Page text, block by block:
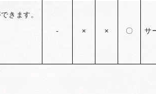
きます。
- × × 〇 サ